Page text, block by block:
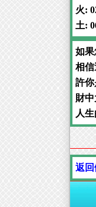
火:
土:
如
相
許
財
人
返